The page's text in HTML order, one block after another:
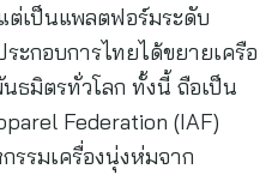
ต่เป็นแพลตฟอร์มระดับ
ะกอบการไทยได้ขยายเครือ
ธมิตรทั่วโลก ทั้งนี้ ถือเป็น
Federation (IAF)
รรมเครื่องนุ่งห่มจาก